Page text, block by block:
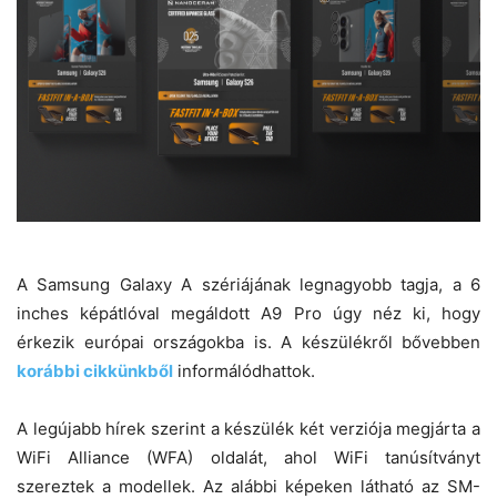
A Samsung Galaxy A szériájának legnagyobb tagja, a 6
inches képátlóval megáldott A9 Pro úgy néz ki, hogy
érkezik európai országokba is. A készülékről bővebben
korábbi cikkünkből informálódhattok.
A legújabb hírek szerint a készülék két verziója megjárta a
WiFi Alliance (WFA) oldalát, ahol WiFi tanúsítványt
szereztek a modellek. Az alábbi képeken látható az SM-